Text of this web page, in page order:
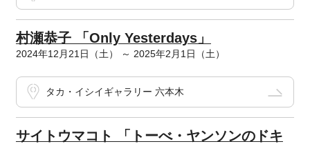
村瀬恭子 「Only Yesterdays」
2024年12月21日（土） ～ 2025年2月1日（土）
タカ・イシイギャラリー 六本木
サイトウマコト 「トーべ・ヤンソンのドキ